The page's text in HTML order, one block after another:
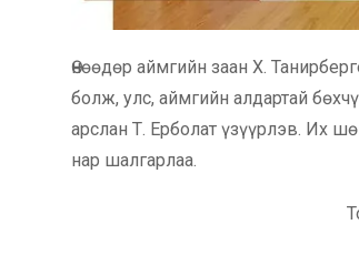
Өнөөдөр аймгийн заан Х.
болж, улс, аймгийн алдартай
арслан Т. Ерболат үзүүрлэв. Их
нар шалгарлаа.